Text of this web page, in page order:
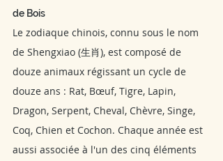
de Bois
Le zodiaque chinois, connu sous le nom
de Shengxiao (生肖), est composé de
douze animaux régissant un cycle de
douze ans : Rat, Bœuf, Tigre, Lapin,
Dragon, Serpent, Cheval, Chèvre, Singe,
Coq, Chien et Cochon. Chaque année est
aussi associée à l'un des cinq éléments